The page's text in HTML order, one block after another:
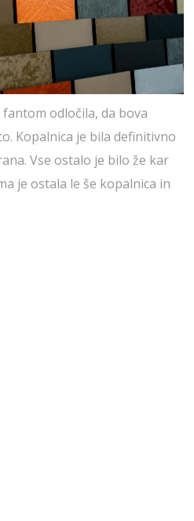
fantom odločila, da bova
Kopalnica je bila definitivno
Vse ostalo je bilo že kar
je ostala le še kopalnica in